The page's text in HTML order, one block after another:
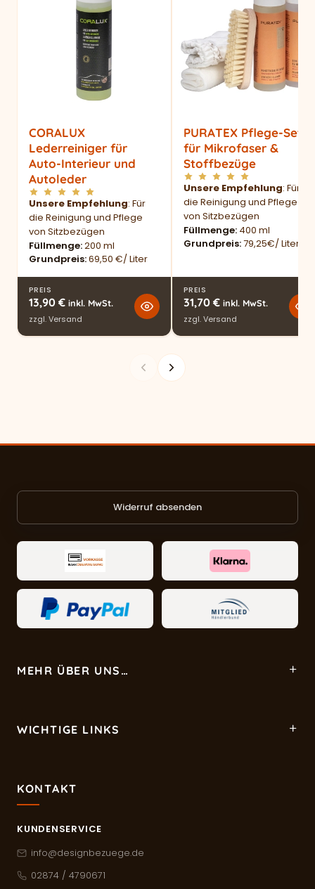
CORALUX
Lederreiniger für
Auto-Interieur und
Autoleder
Unsere Empfehlung: Für
die Reinigung und Pflege
von Sitzbezügen
Füllmenge 200 ml
Grundpreis 69,50 €/ Liter
PREIS
13,90 € inkl. MwSt.
zzgl.Versand
PURATEX Pflege-Set
für Mikrofaser &
Stoffbezüge
Unsere Empfehlung: Für
die Reinigung und Pflege
von Sitzbezügen
Füllmenge 400 ml
Grundpreis 79,25€/ Liter
PREIS
31,70 € inkl. MwSt.
zzgl.Versand
Widerruf absenden
MEHR ÜBER UNS…
WICHTIGE LINKS
KONTAKT
KUNDENSERVICE
info@designbezuege.de
02874 / 4790671